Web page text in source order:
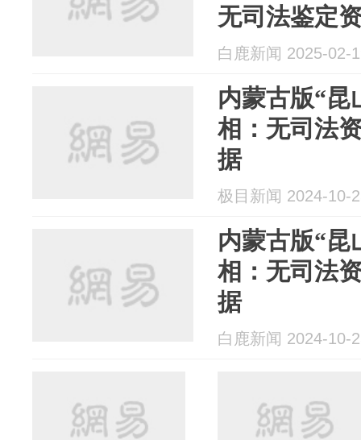
无司法鉴定
白鹿新闻 2025-02-
内蒙古版“昆
相：无司法
据
极目新闻 2024-10-
内蒙古版“昆
相：无司法
据
白鹿新闻 2024-10-